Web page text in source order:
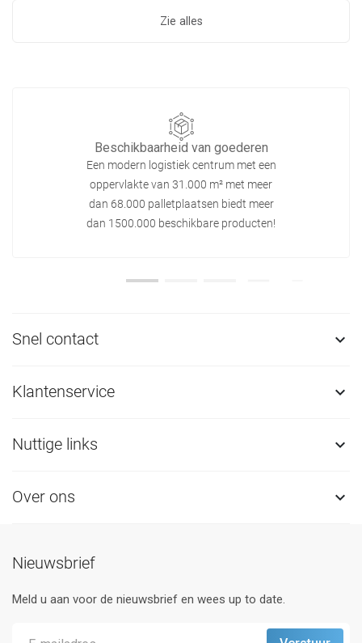
Zie alles
Beschikbaarheid van goederen
Een modern logistiek centrum met een
oppervlakte van 31.000 m² met meer
dan 68.000 palletplaatsen biedt meer
dan 1500.000 beschikbare producten!
Snel contact 
Klantenservice 
Nuttige links 
Over ons 
Nieuwsbrief
Meld u aan voor de nieuwsbrief en wees up to date.